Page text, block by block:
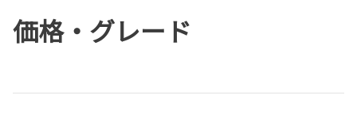
価格・グレード